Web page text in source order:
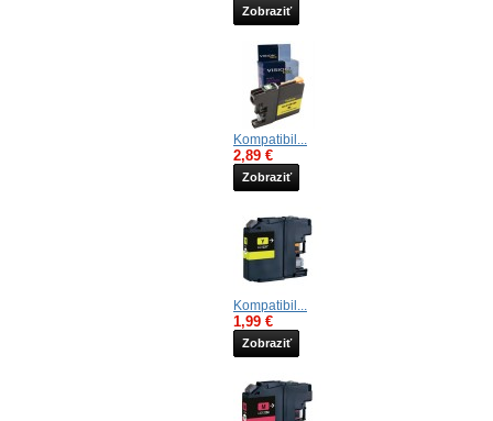
Zobraziť
Kompatibil...
2,89 €
Zobraziť
Kompatibil...
1,99 €
Zobraziť